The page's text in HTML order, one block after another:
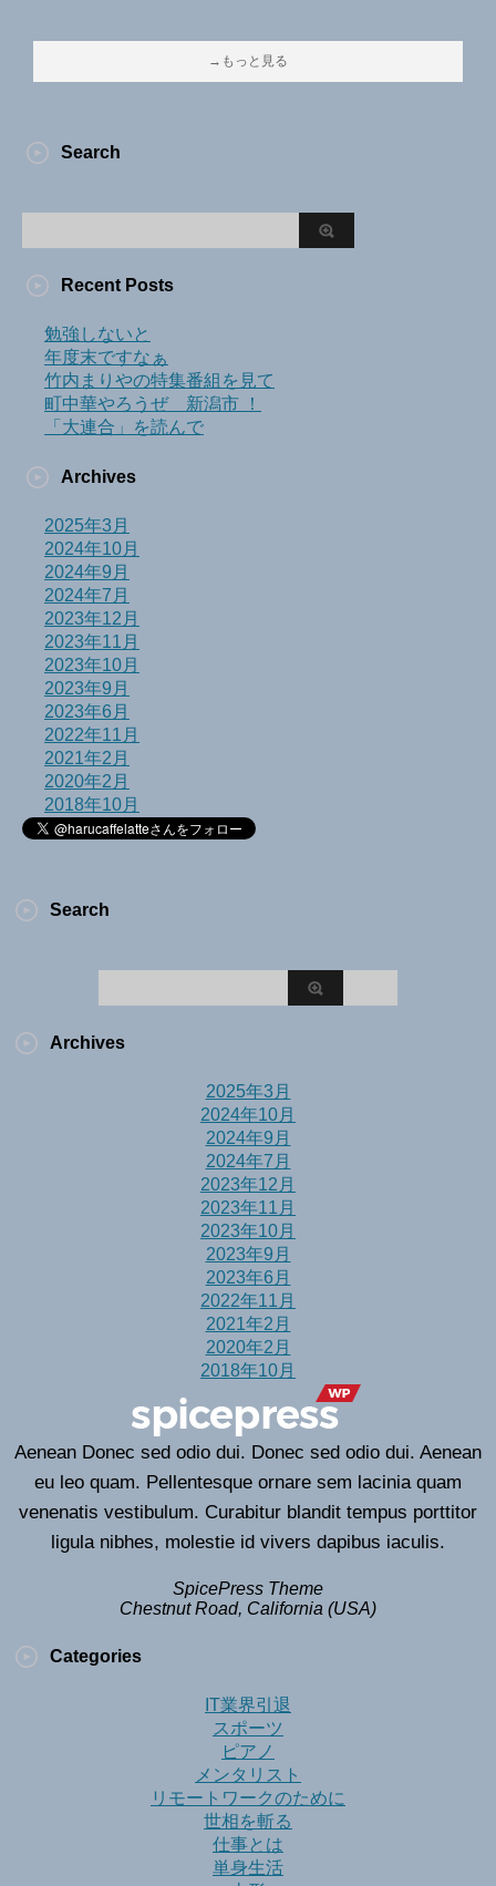
→もっと見る
Search
Recent Posts
勉強しないと
年度末ですなぁ
竹内まりやの特集番組を見て
町中華やろうぜ 新潟市 ！
「大連合」を読んで
Archives
2025年3月
2024年10月
2024年9月
2024年7月
2023年12月
2023年11月
2023年10月
2023年9月
2023年6月
2022年11月
2021年2月
2020年2月
2018年10月
Search
Archives
2025年3月
2024年10月
2024年9月
2024年7月
2023年12月
2023年11月
2023年10月
2023年9月
2023年6月
2022年11月
2021年2月
2020年2月
2018年10月
Aenean Donec sed odio dui. Donec sed odio dui. Aenean
eu leo quam. Pellentesque ornare sem lacinia quam
venenatis vestibulum. Curabitur blandit tempus porttitor
ligula nibhes, molestie id vivers dapibus iaculis.
SpicePress Theme
Chestnut Road, California (USA)
Categories
IT業界引退
スポーツ
ピアノ
メンタリスト
リモートワークのために
世相を斬る
仕事とは
単身生活